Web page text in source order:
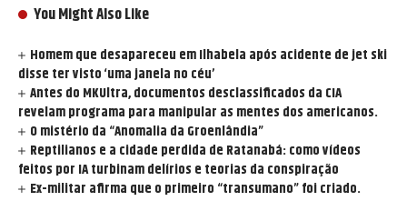
You Might Also Like
Homem que desapareceu em Ilhabela após acidente de jet ski
disse ter visto ‘uma janela no céu’
Antes do MKUltra, documentos desclassificados da CIA
revelam programa para manipular as mentes dos americanos.
O mistério da “Anomalia da Groenlândia”
Reptilianos e a cidade perdida de Ratanabá: como vídeos
feitos por IA turbinam delírios e teorias da conspiração
Ex-militar afirma que o primeiro “transumano” foi criado.